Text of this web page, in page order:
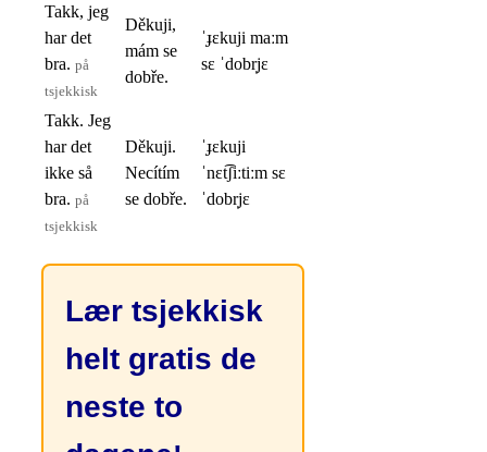
Takk, jeg
har det
bra. på
tsjekkisk
Děkuji,
mám se
dobře.
ˈɟɛkuji maːm
sɛ ˈdobr̩jɛ
Takk. Jeg
har det
ikke så
bra. på
tsjekkisk
Děkuji.
Necítím
se dobře.
ˈɟɛkuji
ˈnɛt͡ʃiːtiːm sɛ
ˈdobr̩jɛ
Lær tsjekkisk
helt gratis de
neste to